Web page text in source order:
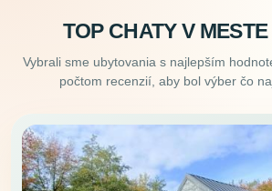
TOP CHATY V
Vybrali sme ubytovania s najlepším
počtom recenzií, aby bol výber čo